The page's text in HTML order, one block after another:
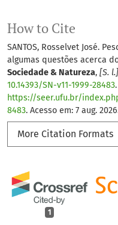
How to Cite
SANTOS, Rosselvet José.
algumas questões acerca
Sociedade & Natureza, [S. l.]
10.14393/SN-v11-1999-28483
https://seer.ufu.br/
8483. Acesso em: 7 aug.
More Citation Formats
1